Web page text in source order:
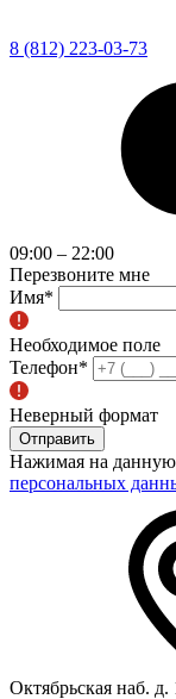
8 (812) 223-03-73
09:00 – 22:00
Перезвоните мне
Имя*
Необходимое поле
Телефон*
Неверный формат
Отправить
Нажимая на данную
персональных
Октябрьская наб. д.